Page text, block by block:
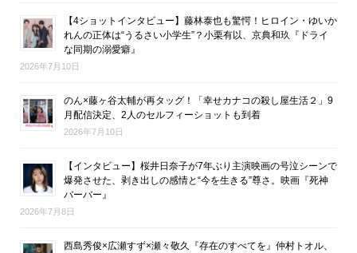
【4ショットインタビュー】藤林泰也も驚愕！ヒロイン・ゆいか
れんの正体は“うるさい小学生”？小栗有以、京典和玖『ドライ
な同期の溺愛癖』
2026年7月10日
のん×藤ヶ谷太輔が再タッグ！「幸せカナコの殺し屋生活２」9
月配信決定、2人のセルフィーショットも到着
2026年7月10日
【インタビュー】桜井日奈子が7年ぶり主演映画の号泣シーンで
爆発させた、剥き出しの感情と“今を生きる”尊さ。映画『死神
バーバー』
2026年7月8日
西島秀俊×広瀬すず×瀬々敬久『存在のすべてを』仲村トオル、